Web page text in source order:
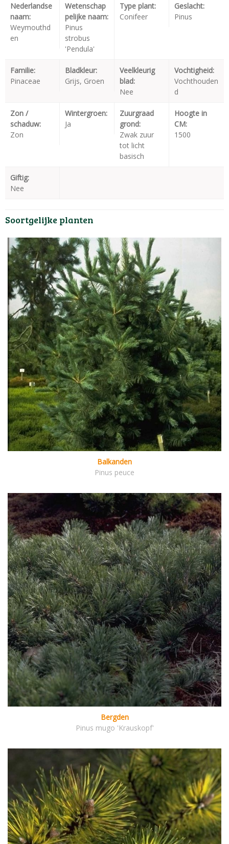
Nederlandse
naam:
Weymouthd
en
Wetenschap
pelijke naam:
Pinus
strobus
'Pendula'
Type plant:
Conifeer
Geslacht:
Pinus
Familie:
Pinaceae
Bladkleur:
Grijs, Groen
Veelkleurig
blad:
Nee
Vochtigheid:
Vochthouden
d
Zon /
schaduw:
Zon
Wintergroen:
Ja
Zuurgraad
grond:
Zwak zuur
tot licht
basisch
Hoogte in
CM:
1500
Giftig:
Nee
Soortgelijke planten
Balkanden
Pinus peuce
Bergden
Pinus mugo 'Krauskopf'